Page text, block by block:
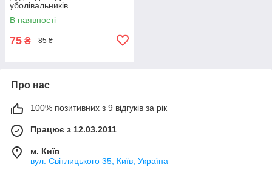
уболівальників
В наявності
75 ₴ 85 ₴
Про нас
100% позитивних з 9 відгуків за рік
Працює з 12.03.2011
м. Київ
вул. Світлицького 35, Київ, Україна